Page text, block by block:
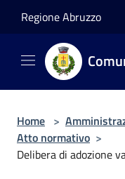
Regione Abruzzo
Home >
Atto normativo >
Delibera di adozione